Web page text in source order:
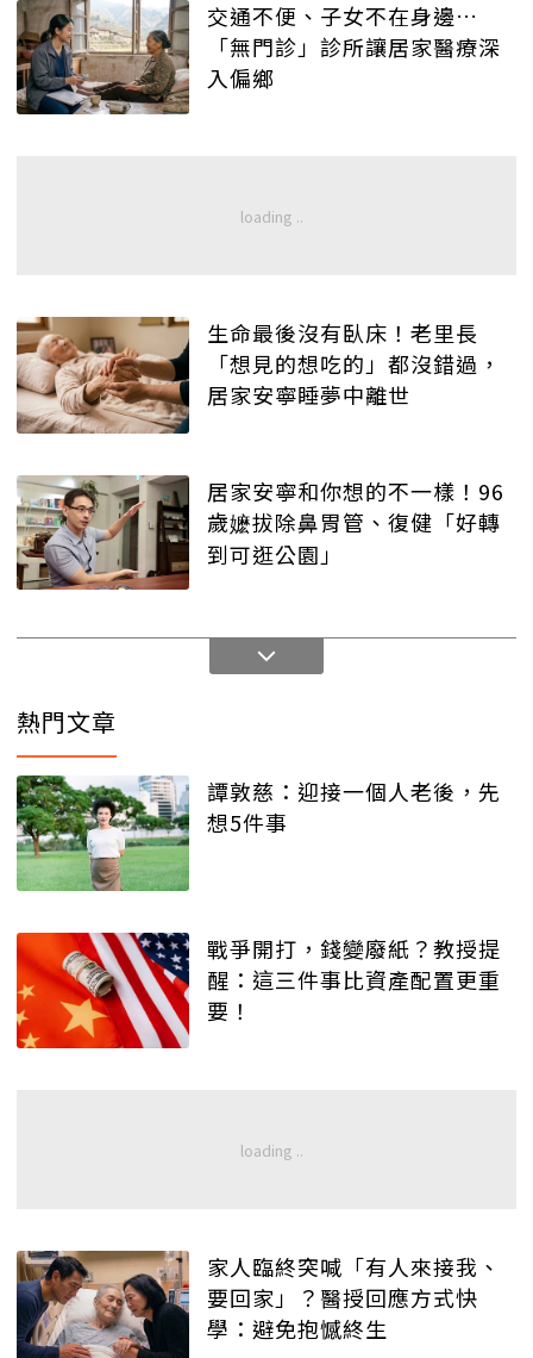
交通不便、子女不在身邊…
「無門診」診所讓居家醫療深
入偏鄉
生命最後沒有臥床！老里長
「想見的想吃的」都沒錯過，
居家安寧睡夢中離世
居家安寧和你想的不一樣！96
歲嬷拔除鼻胃管、復健「好轉
到可逛公園」
熱門文章
譚敦慈：迎接一個人老後，先
想5件事
戰爭開打，錢變廢紙？教授提
醒：這三件事比資產配置更重
要！
家人臨終突喊「有人來接我、
要回家」？醫授回應方式快
學：避免抱憾終生